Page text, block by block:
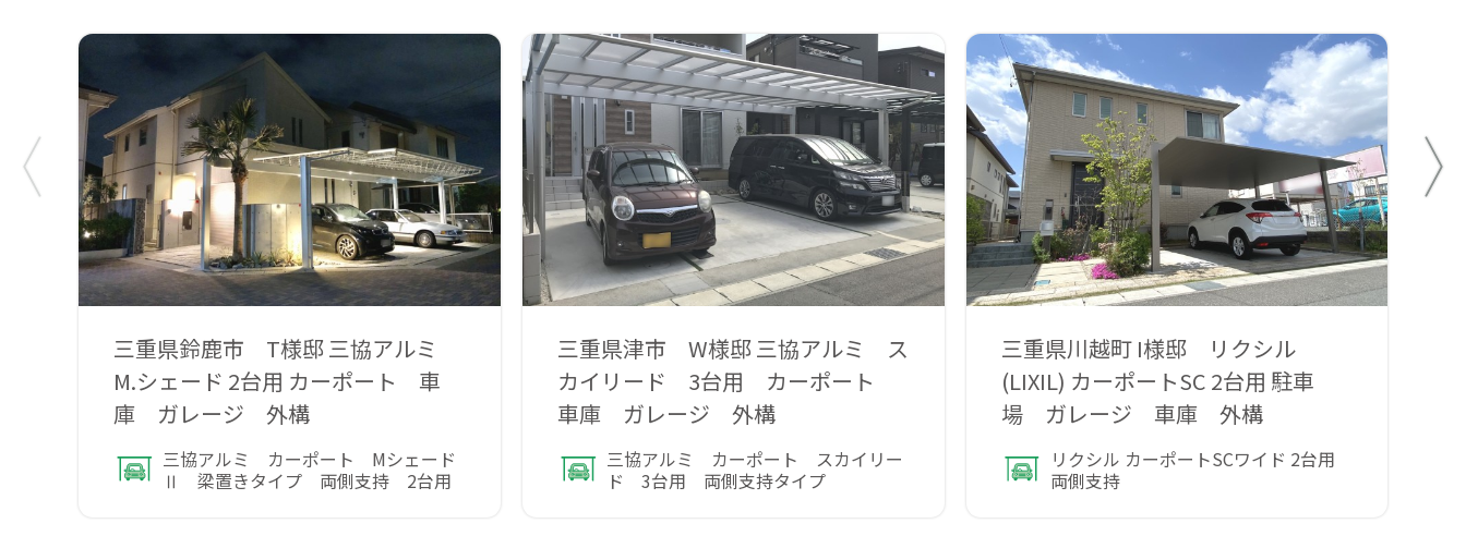
三重県鈴鹿市 T様邸 三協アルミ
M.シェード 2台用 カーポート 車
庫 ガレージ 外構
三協アルミ カーポート Mシェード
Ⅱ 梁置きタイプ 両側支持 2台用
三重県津市 W様邸 三協アルミ ス
カイリード 3台用 カーポート
車庫 ガレージ 外構
三協アルミ カーポート スカイリー
ド 3台用 両側支持タイプ
三重県川越町 I様邸 リクシル
(LIXIL) カーポートSC 2台用 駐車
場 ガレージ 車庫 外構
リクシル カーポートSCワイド 2台用
両側支持